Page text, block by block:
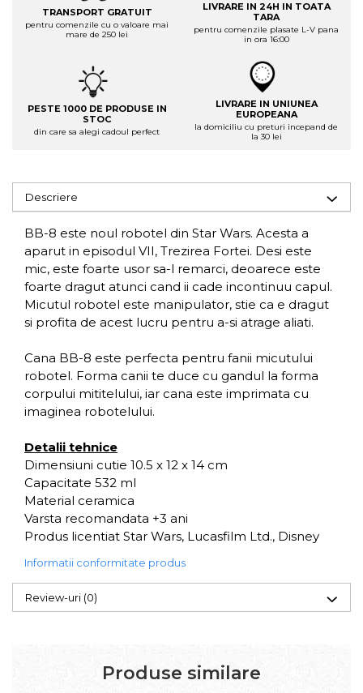
TRANSPORT GRATUIT
pentru comenzile cu o valoare mai
mare de 250 lei
LIVRARE IN 24H IN TOATA
TARA
pentru comenzile plasate L-V pana
in ora 16:00
PESTE 1000 DE PRODUSE IN
STOC
din care sa alegi cadoul perfect
LIVRARE IN UNIUNEA
EUROPEANA
la domiciliu cu preturi incepand de
la 30 lei
Descriere
BB-8 este noul robotel din Star Wars. Acesta a
aparut in episodul VII, Trezirea Fortei. Desi este
mic, este foarte usor sa-l remarci, deoarece este
foarte dragut atunci cand ii cade incontinuu capul.
Micutul robotel este manipulator, stie ca e dragut
si profita de acest lucru pentru a-si atrage aliati.
Cana BB-8 este perfecta pentru fanii micutului
robotel. Forma canii te duce cu gandul la forma
corpului mititelului, iar cana este imprimata cu
imaginea robotelului.
Detalii tehnice
Dimensiuni cutie 10.5 x 12 x 14 cm
Capacitate 532 ml
Material ceramica
Varsta recomandata +3 ani
Produs licentiat Star Wars, Lucasfilm Ltd., Disney
Informatii conformitate produs
Review-uri (0)
Produse similare